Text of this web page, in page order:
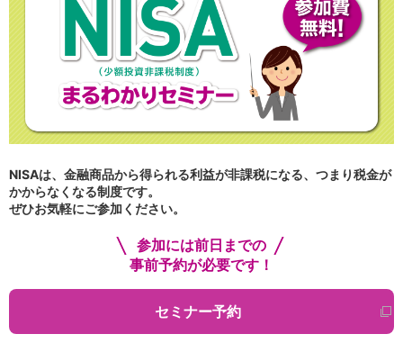
取扱商品一覧
iDeCo・国民年金基金
iDeCo（個人型確定拠出年金）
国民年金基金
ロボアドバイザークラウドファンディング TOP
WealthNavi for イオン銀行（ロボアドバイザー）
funds
ローン
住宅ローン
新規お借入れの方
カードローン
目的別ローンマイページ
NISAは、金融商品から得られる利益が非課税になる、つまり税金が
かからなくなる制度です。
ぜひお気軽にご参加ください。
参加には前日までの
事前予約が必要です！
セミナー予約